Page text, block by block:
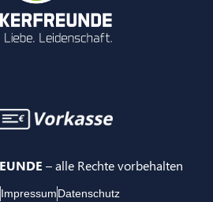
– alle Rechte vorbehalten
ImpressumDatenschutz